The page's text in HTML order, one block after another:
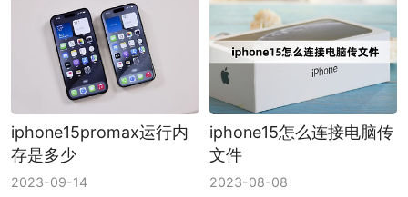
iphone15promax运行内
存是多少
2023-09-14
iphone15怎么连接电脑传
文件
2023-08-08